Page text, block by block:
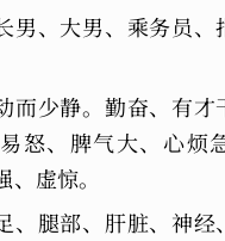
男、大男、乘务员、
而少静。勤奋、有才
怒、脾气大、心烦
虚惊。
、腿部、肝脏、神经